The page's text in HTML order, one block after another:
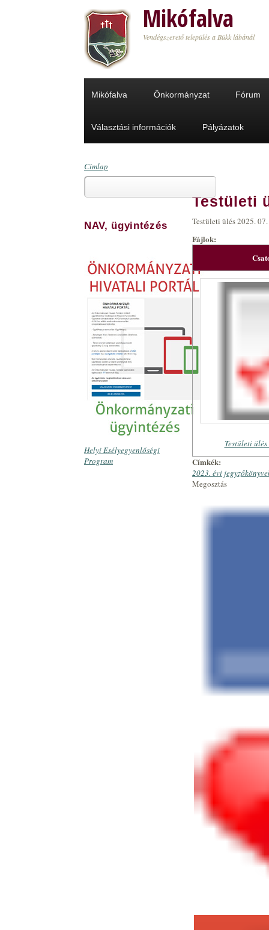
Mikófalva
Vendégszerető település a Bükk lábánál
Mikófalva Önkormányzat Fórum
Választási információk Pályázatok
Címlap
Keresés
NAV, ügyintézés
Helyi Esélyegyenlőségi
Program
Testületi
Testületi ülés 2025.
Fájlok:
Testületi
Címkék:
2023. évi
Megosztás